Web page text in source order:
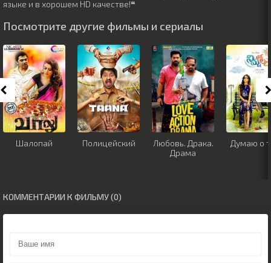
языке и в хорошем HD качестве!❝
Посмотрите другие фильмы и сериалы
Шалопай Полицейский
Любовь. Драка.
Драма
Думаю о
КОММЕНТАРИИ К ФИЛЬМУ (0)